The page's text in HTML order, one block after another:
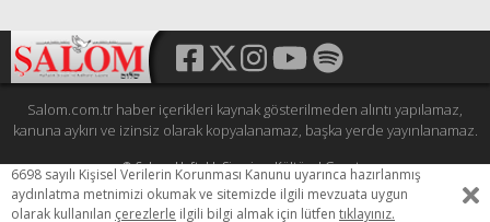
Salom.com.tr haber içerikleri kaynak gösterilmeden alıntı yapılamaz,
kanuna aykırı ve izinsiz olarak kopyalanamaz, başka yerde yayınlanamaz.
© Şalom Haftalık Siyasi ve Kültürel Gazete
Tüm hakları saklıdır.
HEWESO
6698 sayılı Kişisel Verilerin Korunması Kanunu uyarınca hazırlanmış
aydınlatma metnimizi okumak ve sitemizde ilgili mevzuata uygun
olarak kullanılan çerezlerle ilgili bilgi almak için lütfen tıklayınız.